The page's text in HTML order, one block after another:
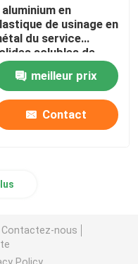
en
de usinage en
du service
solubles de
de commande
par
ordinateur d'axe
meilleur prix
Contact
Contactez-nous
Policy